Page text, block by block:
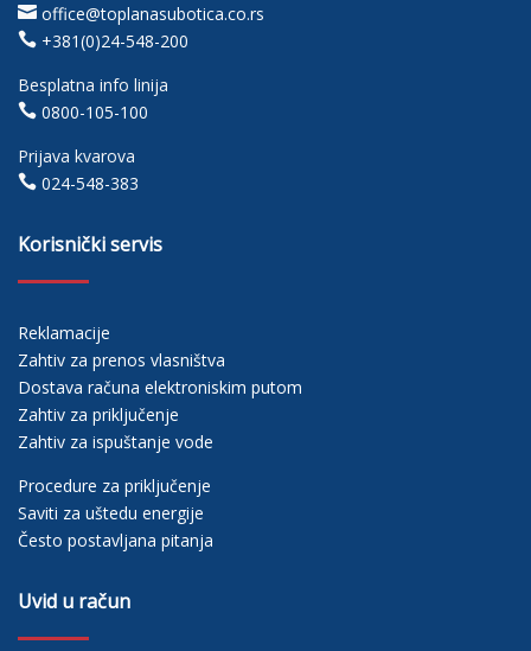
 office@toplanasubotica.co.rs
 +381(0)24-548-200
Besplatna info linija
 0800-105-100
Prijava kvarova
 024-548-383
Korisnički servis
Reklamacije
Zahtiv za prenos vlasništva
Dostava računa elektroniskim putom
Zahtiv za priključenje
Zahtiv za ispuštanje vode
Procedure za priključenje
Saviti za uštedu energije
Često postavljana pitanja
Uvid u račun